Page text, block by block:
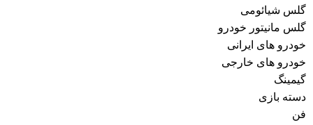
گلس شیائومی
گلس مانیتور خودرو
خودرو های ایرانی
خودرو های خارجی
گیمینگ
دسته بازی
فن